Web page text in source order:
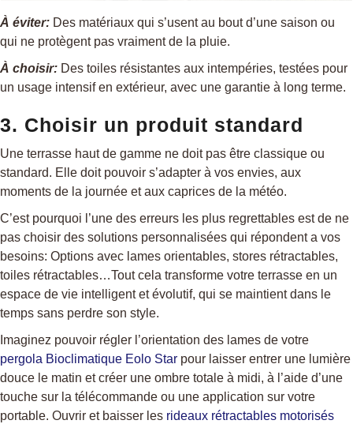
À éviter: Des matériaux qui s’usent au bout d’une saison ou
qui ne protègent pas vraiment de la pluie.
À choisir: Des toiles résistantes aux intempéries, testées pour
un usage intensif en extérieur, avec une garantie à long terme.
3. Choisir un produit standard
Une terrasse haut de gamme ne doit pas être classique ou
standard. Elle doit pouvoir s’adapter à vos envies, aux
moments de la journée et aux caprices de la météo.
C’est pourquoi l’une des erreurs les plus regrettables est de ne
pas choisir des solutions personnalisées qui répondent a vos
besoins: Options avec lames orientables, stores rétractables,
toiles rétractables…Tout cela transforme votre terrasse en un
espace de vie intelligent et évolutif, qui se maintient dans le
temps sans perdre son style.
Imaginez pouvoir régler l’orientation des lames de votre
pergola Bioclimatique Eolo Star pour laisser entrer une lumière
douce le matin et créer une ombre totale à midi, à l’aide d’une
touche sur la télécommande ou une application sur votre
portable. Ouvrir et baisser les rideaux rétractables motorisés